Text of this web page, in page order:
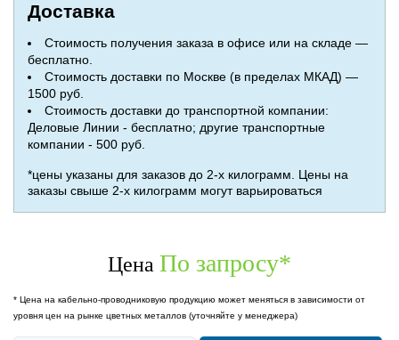
Доставка
Стоимость получения заказа в офисе или на складе —
бесплатно.
Стоимость доставки по Москве (в пределах МКАД) —
1500 руб.
Стоимость доставки до транспортной компании:
Деловые Линии - бесплатно; другие транспортные
компании - 500 руб.
*цены указаны для заказов до 2-х килограмм. Цены на
заказы свыше 2-х килограмм могут варьироваться
Цена По запросу*
* Цена на кабельно-проводниковую продукцию может меняться в зависимости от
уровня цен на рынке цветных металлов (уточняйте у менеджера)